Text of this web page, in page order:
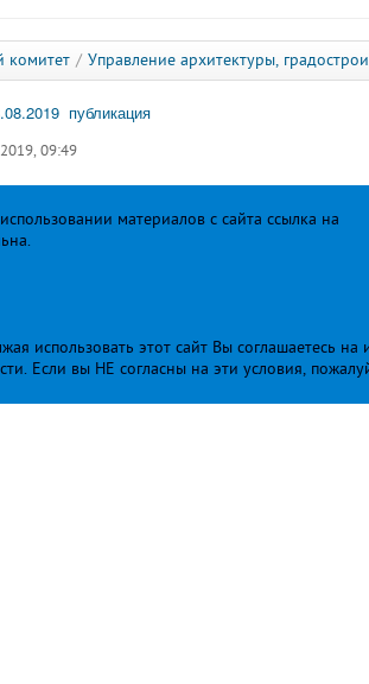
комитет / Управление архитектуры,
публикация
09:49
материалов с сайта ссылка на
использовать этот сайт Вы соглашаетесь
. Если вы НЕ согласны на эти условия,